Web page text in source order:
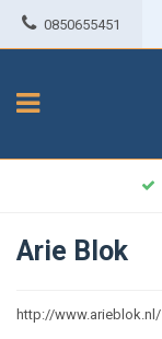
0850655451
Arie Blok
http://www.arieblok.nl/